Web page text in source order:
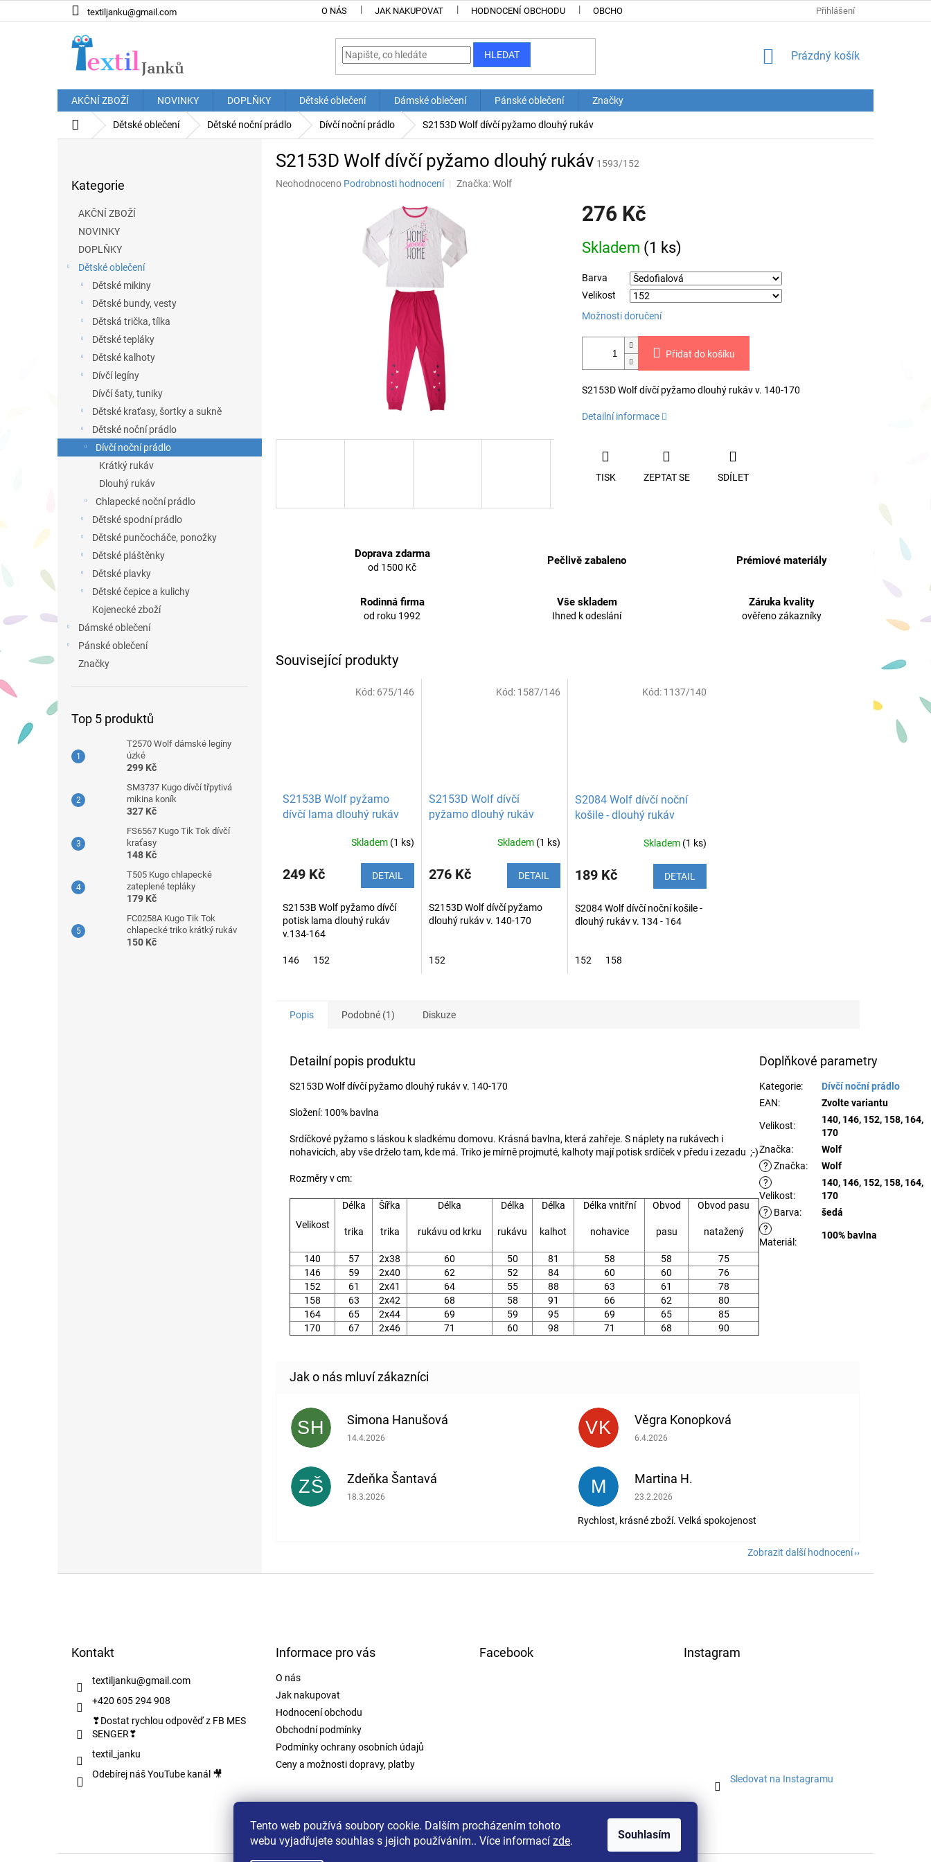
Tento web používá soubory cookie. Dalším procházením tohoto
webu vyjadřujete souhlas s jejich používáním.. Více informací zde. Souhlasím
na
textiljanku@gmail.com O NÁS JAK NAKUPOVAT HODNOCENÍ OBCHODU OBCHODNÍ PODMÍNKY PODMÍNKY OCHRANY OSOBNÍCH ÚDAJŮ
Přihlášení
HLEDAT
NÁKUPNÍ
Prázdný košík
AKČNÍ ZBOŽÍ NOVINKY DOPLŇKY Dětské oblečení Dámské oblečení Pánské oblečení Značky
Domů Dětské oblečení Dětské noční prádlo Dívčí noční prádlo S2153D Wolf dívčí pyžamo dlouhý rukáv
kategorie
Kategorie
AKČNÍ ZBOŽÍ
NOVINKY
DOPLŇKY
Dětské oblečení
Dětské mikiny
Dětské bundy, vesty
Dětská trička, tílka
Dětské tepláky
Dětské kalhoty
Dívčí legíny
Dívčí šaty, tuniky
Dětské kraťasy, šortky a sukně
Dětské noční prádlo
Dívčí noční prádlo
Krátký rukáv
Dlouhý rukáv
Chlapecké noční prádlo
Dětské spodní prádlo
Dětské punčocháče, ponožky
Dětské pláštěnky
Dětské plavky
Dětské čepice a kulichy
Kojenecké zboží
Dámské oblečení
Pánské oblečení
Značky
Top 5 produktů
T2570 Wolf dámské legíny
úzké
299 Kč
SM3737 Kugo dívčí třpytivá
mikina koník
327 Kč
FS6567 Kugo Tik Tok dívčí
kraťasy
148 Kč
T505 Kugo chlapecké
zateplené tepláky
179 Kč
FC0258A Kugo Tik Tok
chlapecké triko krátký rukáv
150 Kč
S2153D Wolf dívčí pyžamo dlouhý rukáv 1593/152
Průměrné
Neohodnoceno Podrobnosti hodnocení Značka:Wolf
276 Kč
cena:
Skladem (1 ks)
Barva
Velikost
Možnosti doručení
Přidat do košíku
S2153D Wolf dívčí pyžamo dlouhý rukáv v. 140-170
Detailní informace
TISK ZEPTAT SE SDÍLET
Doprava zdarma
od 1500 Kč
Pečlivě zabaleno Prémiové materiály
Rodinná firma
od roku 1992
Vše skladem
Ihned k odeslání
Záruka kvality
ověřeno zákazníky
Související produkty
S2153B Wolf pyžamo
dívčí lama dlouhý rukáv
Skladem (1 ks)
249 Kč DETAIL
S2153B Wolf pyžamo dívčí
potisk lama dlouhý rukáv
v.134-164
146 152
Kód: 675/146
S2153D Wolf dívčí
pyžamo dlouhý rukáv
Skladem (1 ks)
276 Kč DETAIL
S2153D Wolf dívčí pyžamo
dlouhý rukáv v. 140-170
152
Kód: 1587/146
S2084 Wolf dívčí noční
košile - dlouhý rukáv
Skladem (1 ks)
189 Kč DETAIL
S2084 Wolf dívčí noční košile -
dlouhý rukáv v. 134 - 164
152 158
Kód: 1137/140
Popis Podobné (1) Diskuze
Detailní popis produktu
S2153D Wolf dívčí pyžamo dlouhý rukáv v. 140-170
Složení: 100% bavlna
Srdíčkové pyžamo s láskou k sladkému domovu. Krásná bavlna, která zahřeje. S náplety na rukávech i
nohavicích, aby vše drželo tam, kde má. Triko je mírně projmuté, kalhoty mají potisk srdíček v předu i zezadu ;-)
Rozměry v cm:
Velikost
Délka
trika
Šířka
trika
Délka
rukávu od krku
Délka
rukávu
Délka
kalhot
Délka vnitřní
nohavice
Obvod
pasu
Obvod pasu
natažený
140 57 2x38 60 50 81 58 58
75
146
59 2x40 62 52 84 60 60
76
152
61 2x41 64 55 88 63 61
78
158
63 2x42 68 58 91 66 62
80
164
65 2x44 69 59 95 69 65
85
170
67 2x46 71 60 98 71 68 90
Doplňkové parametry
Kategorie:
Dívčí noční prádlo
EAN: Zvolte variantu
Velikost:
140, 146, 152, 158, 164,
170
Značka:
Wolf
? Značka:
Wolf
?
Velikost:
140, 146, 152, 158, 164,
170
?
Barva:
šedá
?
Materiál :
100% bavlna
SH Simona Hanušová
Hodnocení obchodu je 5 z 5 hvězdiček.
14.4.2026 VK Věgra Konopková
Hodnocení obchodu je 5 z 5 hvězdiček.
6.4.2026
ZŠ Zdeňka Šantavá
Hodnocení obchodu je 5 z 5 hvězdiček.
18.3.2026 M Martina H.
Hodnocení obchodu je 5 z 5 hvězdiček.
23.2.2026
Rychlost, krásné zboží. Velká spokojenost
Zobrazit další hodnocení
Kontakt
textiljanku@gmail.com
+420 605 294 908
❣Dostat rychlou odpověď z FB MES
SENGER❣
textil_janku
Odebírej náš YouTube kanál 🎥
Informace pro vás
O nás
Jak nakupovat
Hodnocení obchodu
Obchodní podmínky
Podmínky ochrany osobních údajů
Ceny a možnosti dopravy, platby
Facebook Instagram
Sledovat na Instagramu